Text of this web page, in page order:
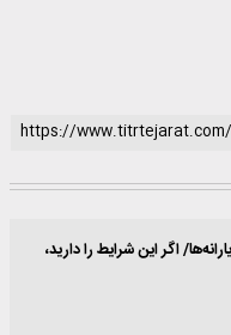
اگر این شرایط را دارید،